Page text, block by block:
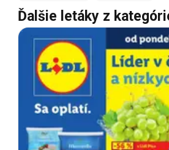
Ďalšie letáky z